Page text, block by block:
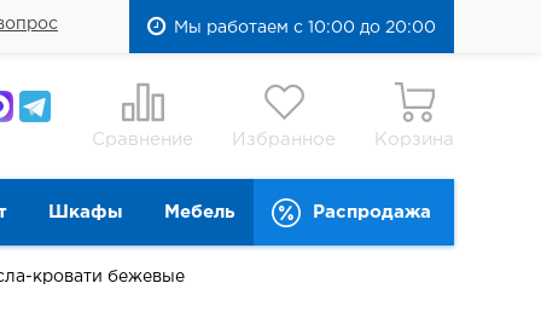
Мы работаем с 10:00 до 20:00
Сравнение Избранное Корзина
Шкафы Мебель Распродажа
кровати бежевые